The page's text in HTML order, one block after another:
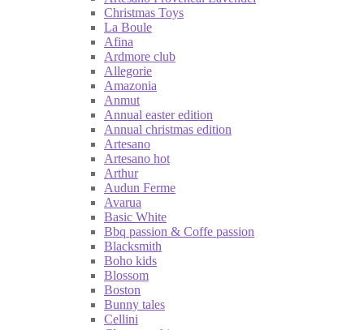
Christmas Toys
La Boule
Afina
Ardmore club
Allegorie
Amazonia
Anmut
Annual easter edition
Annual christmas edition
Artesano
Artesano hot
Arthur
Audun Ferme
Avarua
Basic White
Bbq passion & Coffe passion
Blacksmith
Boho kids
Blossom
Boston
Bunny tales
Cellini